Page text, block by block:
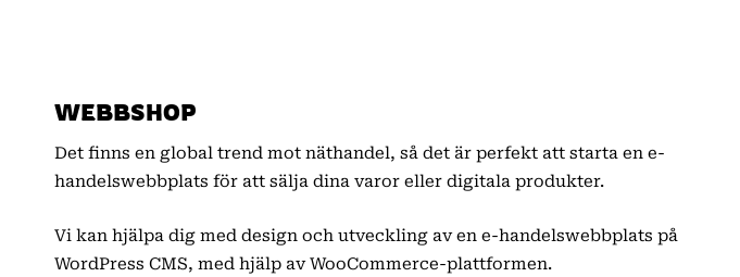
WEBBSHOP
Det finns en global trend mot näthandel, så det är perfekt att starta en e-
handelswebbplats för att sälja dina varor eller digitala produkter.
Vi kan hjälpa dig med design och utveckling av en e-handelswebbplats på
WordPress CMS, med hjälp av WooCommerce-plattformen.